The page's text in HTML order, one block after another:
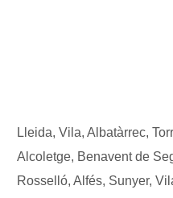
Lleida, Vila, Albatàrrec,
Alcoletge, Benavent de
Rosselló, Alfés, Sunyer,